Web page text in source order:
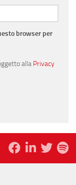
browser per
alla Privacy